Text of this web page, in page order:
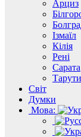
Арциз
Ізмаїл
Кілія
Рені
Сарата
Світ
Думки
Мова: